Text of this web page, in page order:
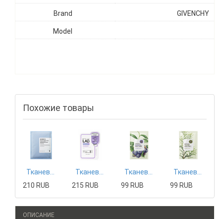
Brand GIVENCHY
Model
Похожие товары
210 RUB
215 RUB
99 RUB
99 RUB
ОПИСАНИЕ